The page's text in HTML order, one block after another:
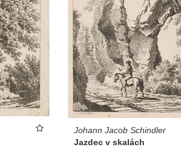
Johann Jacob Schindler
Jazdec v skalách